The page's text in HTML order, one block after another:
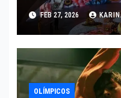
LEGADO DE
FEB 27, 2026
OLÍMPICOS